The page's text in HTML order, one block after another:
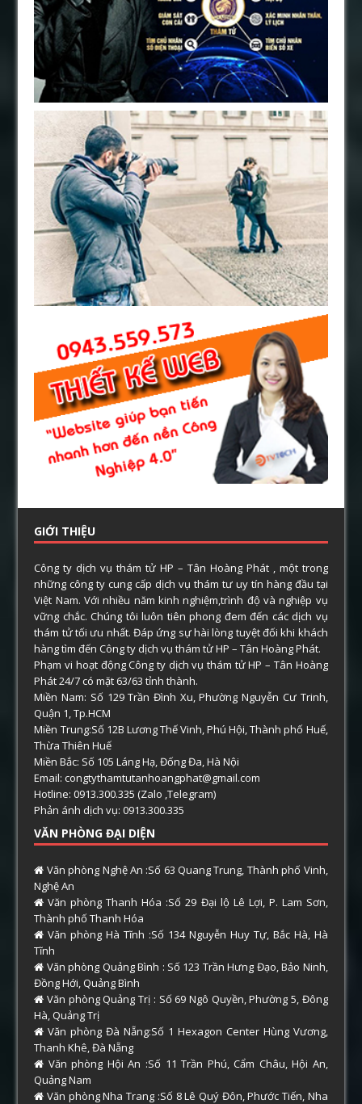
GIỚI THIỆU
Công ty dịch vụ thám tử HP – Tân Hoàng Phát , một trong
những công ty cung cấp dịch vụ thám tư uy tín hàng đầu tại
Việt Nam. Với nhiều năm kinh nghiệm,trình độ và nghiệp vụ
vững chắc. Chúng tôi luôn tiên phong đem đến các dịch vụ
thám tử tối ưu nhất. Đáp ứng sự hài lòng tuyệt đối khi khách
hàng tìm đến Công ty dịch vụ thám tử HP – Tân Hoàng Phát.
Phạm vi hoạt động Công ty dịch vụ thám tử HP – Tân Hoàng
Phát 24/7 có mặt 63/63 tỉnh thành.
Miền Nam: Số 129 Trần Đình Xu, Phường Nguyễn Cư Trinh,
Quận 1, Tp.HCM
Miền Trung:Số 12B Lương Thế Vinh, Phú Hội, Thành phố Huế,
Thừa Thiên Huế
Miền Bắc: Số 105 Láng Hạ, Đống Đa, Hà Nội
Email: congtythamtutanhoangphat@gmail.com
Hotline: 0913.300.335 (Zalo ,Telegram)
Phản ánh dịch vụ: 0913.300.335
VĂN PHÒNG ĐẠI DIỆN
Văn phòng Nghệ An :Số 63 Quang Trung, Thành phố Vinh,
Nghệ An
Văn phòng Thanh Hóa :Số 29 Đại lộ Lê Lợi, P. Lam Sơn,
Thành phố Thanh Hóa
Văn phòng Hà Tĩnh :Số 134 Nguyễn Huy Tự, Bắc Hà, Hà
Tĩnh
Văn phòng Quảng Bình : Số 123 Trần Hưng Đạo, Bảo Ninh,
Đồng Hới, Quảng Bình
Văn phòng Quảng Trị : Số 69 Ngô Quyền, Phường 5, Đông
Hà, Quảng Trị
Văn phòng Đà Nẵng:Số 1 Hexagon Center Hùng Vương,
Thanh Khê, Đà Nẵng
Văn phòng Hội An :Số 11 Trần Phú, Cẩm Châu, Hội An,
Quảng Nam
Văn phòng Nha Trang :Số 8 Lê Quý Đôn, Phước Tiến, Nha